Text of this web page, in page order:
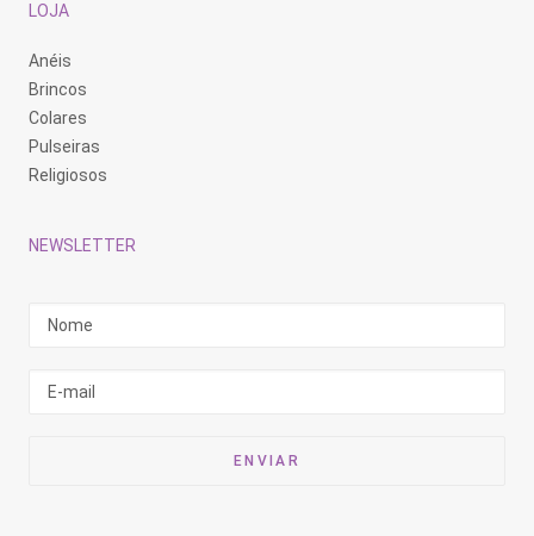
LOJA
Anéis
Brincos
Colares
Pulseiras
Religiosos
NEWSLETTER